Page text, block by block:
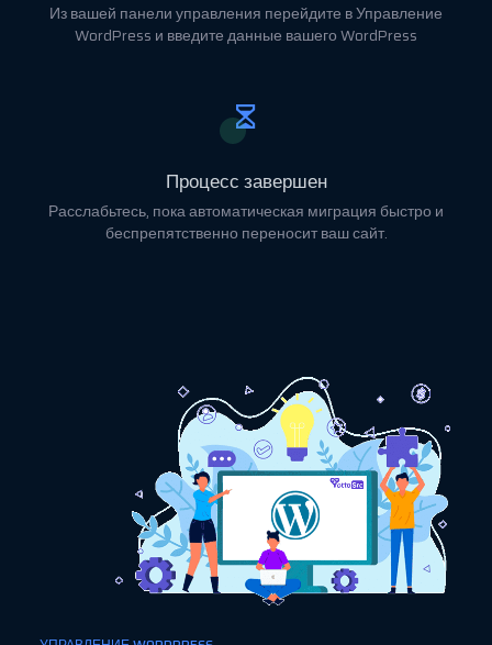
Из вашей панели управления перейдите в Управление
WordPress и введите данные вашего WordPress
Процесс завершен
Расслабьтесь, пока автоматическая миграция быстро и
беспрепятственно переносит ваш сайт.